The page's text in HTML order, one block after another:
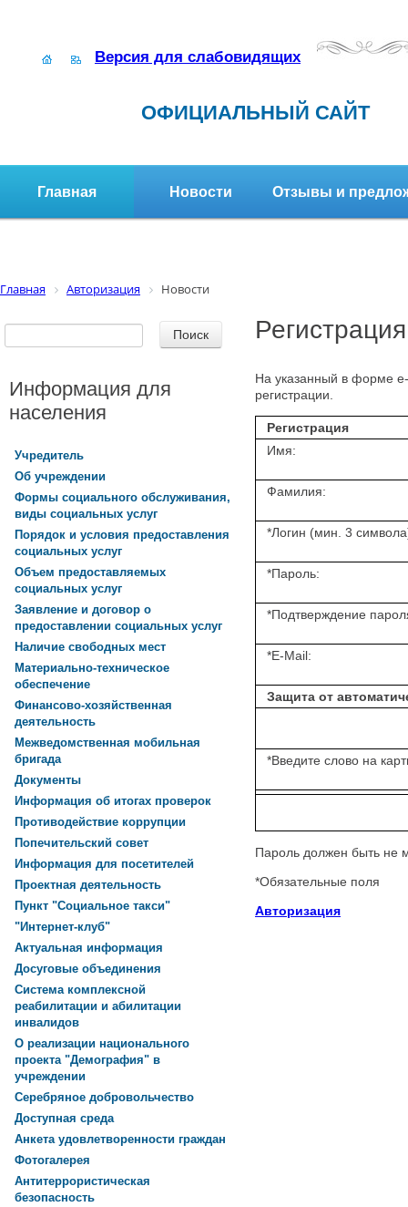
Версия для слабовидящих
ОФИЦИАЛЬНЫЙ САЙТ
Главная Новости Отзывы и
Главная Авторизация Новости
Регистрация
На указанный в форме
регистрации.
Регистрация
Имя:
Фамилия:
*Логин (мин. 3
*Пароль:
*Подтверждение
*E-Mail:
Защита от
*Введите слово на
Пароль должен быть не
*Обязательные поля
Авторизация
Информация для
населения
Учредитель
Об учреждении
Формы социального обслуживания,
виды социальных услуг
Порядок и условия предоставления
социальных услуг
Объем предоставляемых
социальных услуг
Заявление и договор о
предоставлении социальных услуг
Наличие свободных мест
Материально-техническое
обеспечение
Финансово-хозяйственная
деятельность
Межведомственная мобильная
бригада
Документы
Информация об итогах проверок
Противодействие коррупции
Попечительский совет
Информация для посетителей
Проектная деятельность
Пункт "Социальное такси"
"Интернет-клуб"
Актуальная информация
Досуговые объединения
Система комплексной
реабилитации и абилитации
инвалидов
О реализации национального
проекта "Демография" в
учреждении
Серебряное добровольчество
Доступная среда
Анкета удовлетворенности граждан
Фотогалерея
Антитеррористическая
безопасность